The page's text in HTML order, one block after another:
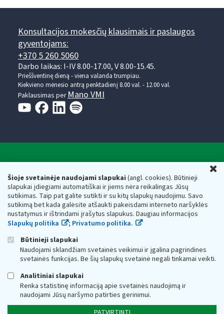
Šioje svetainėje naudojami slapukai(angl. cookies). Būtinieji
slapukai įdiegiami automatiškai ir jiems nėra reikalingas Jūsų
sutikimas. Taip pat galite sutikti ir su kitų slapukų naudojimu. Savo
sutikimą bet kada galėsite atšaukti pakeisdami interneto naršyklės
nustatymus ir ištrindami įrašytus slapukus. Daugiau informacijos
Slapukų politika
; Privatumo politika.
Būtinieji slapukai
Naudojami sklandžiam svetainės veikimui ir įgalina pagrindines
svetainės funkcijas. Be šių slapukų svetainė negali tinkamai veikti.
Analitiniai slapukai
Renka statistinę informaciją apie svetainės naudojimą ir
naudojami Jūsų naršymo patirties gerinimui.
Konsultacijos mokesčių klausimais ir paslaugos
gyventojams:
+370 5 260 5060
Darbo laikas: I-IV 8.00-17.00, V 8.00-15.45.
Prieššventinę dieną - viena valanda trumpiau.
Kiekvieno mėnesio antrą penktadienį 8.00 val. - 12.00 val.
Paklausimas per Mano VMI
Respublikos finansų ministerijos
Biudžetinė įstaiga. Juridinio asmens kodas — 188659752,
adresas: Vasario 16-osios g. 14, 01107 Vilnius, Lietuva, el.paštas:
vmi@vmi.lt, E. pristatymo dėžutės adresas 188659752
Duomenys apie Valstybinę mokesčių inspekciją prie Lietuvos
Respublikos finansų ministerijos kaupiami ir saugomi Juridinių